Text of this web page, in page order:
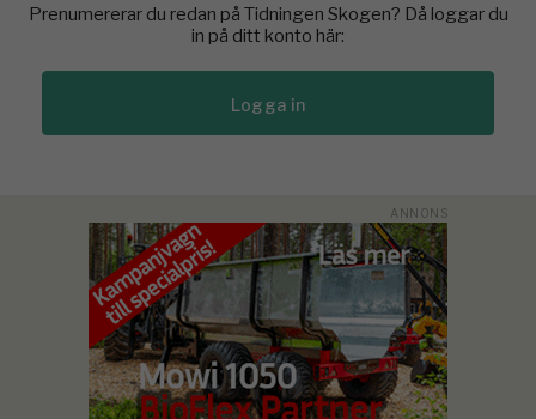
Prenumererar du redan på Tidningen Skogen? Då loggar du
in på ditt konto här:
Logga in